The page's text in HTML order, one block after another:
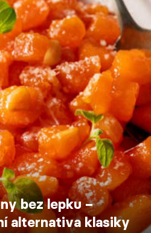
bez lepku –
alternativa klasiky